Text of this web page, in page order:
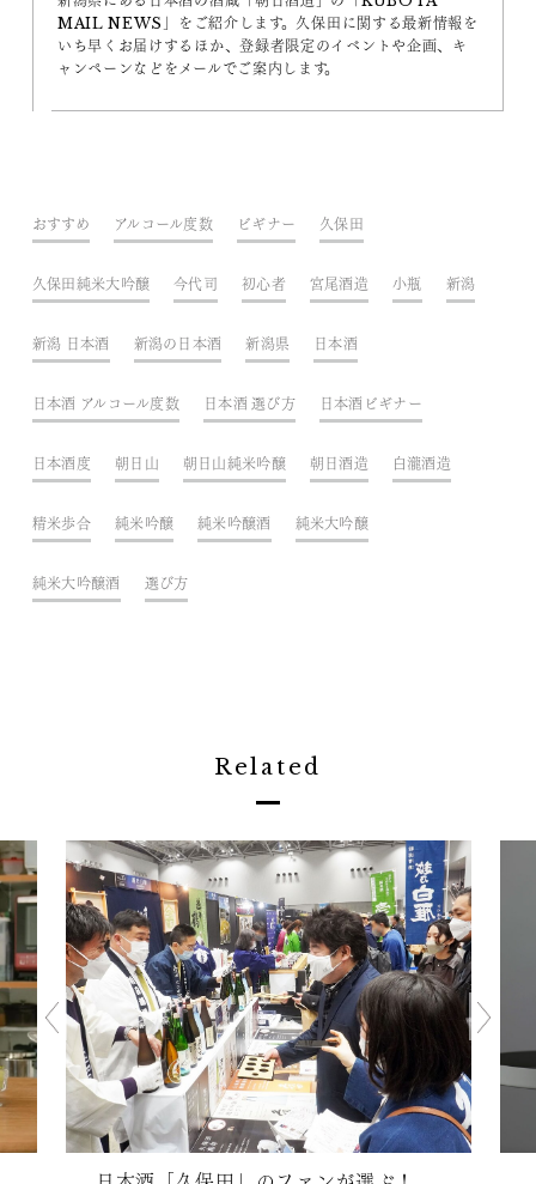
MAIL NEWS」をご紹介します。久保田に関する最新情報を
いち早くお届けするほか、登録者限定のイベントや企画、キ
ャンペーンなどをメールでご案内します。
おすすめ アルコール度数 ビギナー 久保田
久保田純米大吟醸 今代司 初心者 宮尾酒造 小瓶 新潟
新潟 日本酒 新潟の日本酒 新潟県 日本酒
日本酒 アルコール度数 日本酒 選び方 日本酒ビギナー
日本酒度 朝日山 朝日山純米吟醸 朝日酒造 白瀧酒造
精米歩合 純米吟醸 純米吟醸酒 純米大吟醸
純米大吟醸酒 選び方
Related